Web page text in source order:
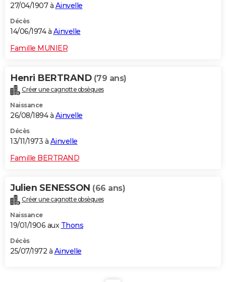
27/04/1907 à Ainvelle
Décès
14/06/1974 à Ainvelle
Famille MUNIER
Henri BERTRAND (79 ans)
Créer une cagnotte obsèques
Naissance
26/08/1894 à Ainvelle
Décès
13/11/1973 à Ainvelle
Famille BERTRAND
Julien SENESSON (66 ans)
Créer une cagnotte obsèques
Naissance
19/01/1906 aux Thons
Décès
25/07/1972 à Ainvelle